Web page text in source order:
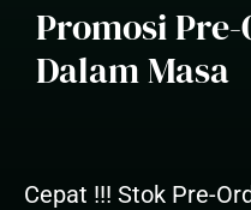
Promosi
Dalam Masa
Cepat !!! Stok Pre-